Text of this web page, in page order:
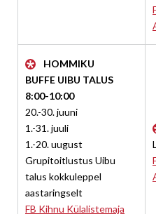
HOMMIKU
BUFFE UIBU TALUS
8:00-10:00
20.-30. juuni
1.-31. juuli
1.-20. uugust
Grupitoitlustus Uibu
talus kokkuleppel
aastaringselt
FB Kihnu Külalistemaja